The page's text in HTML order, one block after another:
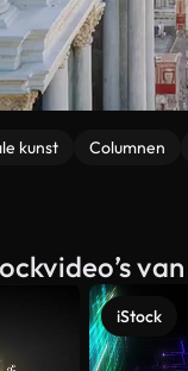
kunst Columnen
iStock